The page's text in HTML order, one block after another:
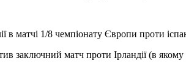
в матчі 1/8 чемпіонату Європи проти
заключний матч проти Ірландії (в